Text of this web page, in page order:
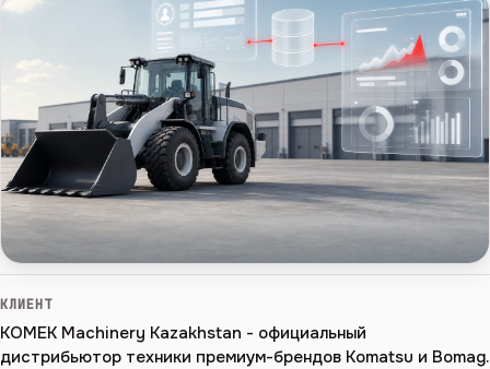
КЛИЕНТ
KOMEK Machinery Kazakhstan - официальный
дистрибьютор техники премиум-брендов Komatsu и Bomag.